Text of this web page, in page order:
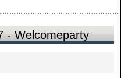
- Welcomeparty